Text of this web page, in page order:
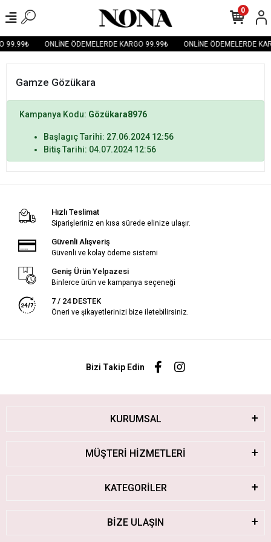
99.99₺ ONLİNE ÖDEMELERDE KARGO 99.99₺ ONLİNE ÖDEMELERDE
0
Gamze Gözükara
Kampanya Kodu: Gözükara8976
Başlagıç Tarihi: 27.06.2024 12:56
Bitiş Tarihi: 04.07.2024 12:56
Hızlı Teslimat
Siparişleriniz en kısa sürede elinize ulaşır.
Güvenli Alışveriş
Güvenli ve kolay ödeme sistemi
Geniş Ürün Yelpazesi
Binlerce ürün ve kampanya seçeneği
7 / 24 DESTEK
Öneri ve şikayetlerinizi bize iletebilirsiniz.
Bizi Takip Edin
KURUMSAL
MÜŞTERİ HİZMETLERİ
KATEGORİLER
BİZE ULAŞIN